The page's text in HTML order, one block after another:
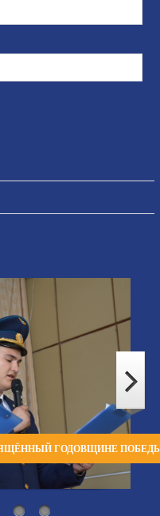
ГОДОВЩИНЕ